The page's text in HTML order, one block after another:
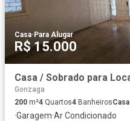
Casa· Para Alugar
R$ 15.000
Gonzaga
200 m²4 Quartos4 BanheirosCasa
·Garagem·Ar Condicionado